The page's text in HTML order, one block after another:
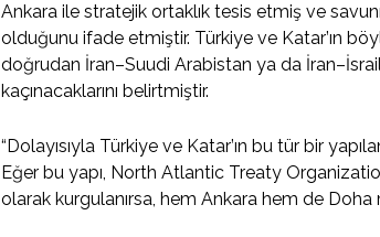
Ankara ile stratejik ortaklık tesis etmiş ve
olduğunu ifade etmiştir. Türkiye ve Katar’ın
doğrudan İran–Suudi Arabistan ya da
kaçınacaklarını belirtmiştir.
“Dolayısıyla Türkiye ve Katar’ın bu tür bir
Eğer bu yapı, North Atlantic Treaty
olarak kurgulanırsa, hem Ankara hem de